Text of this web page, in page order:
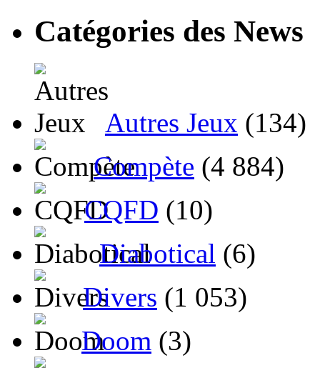
Catégories des News
Autres Jeux (134)
Compète (4 884)
CQFD (10)
Diabotical (6)
Divers (1 053)
Doom (3)